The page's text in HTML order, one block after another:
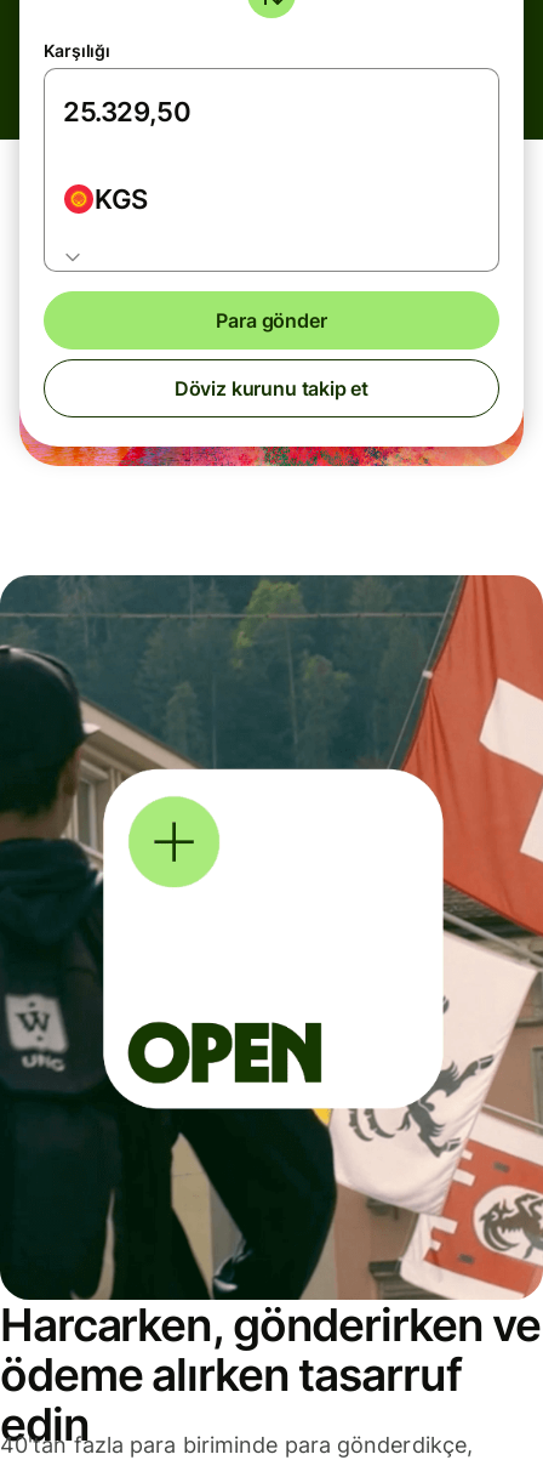
Karşılığı
KGS
Para gönder
Döviz kurunu takip et
Harcarken, gönderirken ve
ödeme alırken tasarruf
edin
40'tan fazla para biriminde para gönderdikçe,